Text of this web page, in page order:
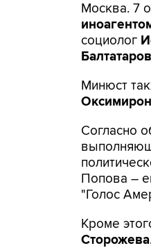
Москва. 7
социолог
Минюст
Согласно
Попова –
"Голос
Кроме
Сторожева